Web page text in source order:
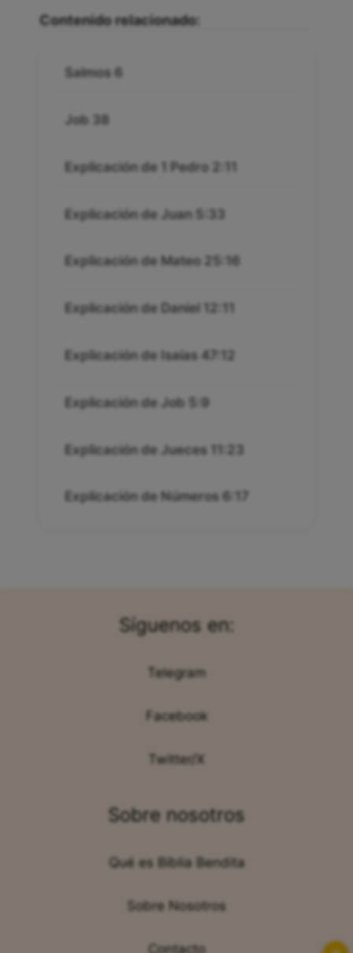
Contenido relacionado:
Salmos 6
Job 38
Explicación de 1 Pedro 2:11
Explicación de Juan 5:33
Explicación de Mateo 25:16
Explicación de Daniel 12:11
Explicación de Isaías 47:12
Explicación de Job 5:9
Explicación de Jueces 11:23
Explicación de Números 6:17
Síguenos en:
Telegram
Facebook
Twitter/X
Sobre nosotros
Qué es Biblia Bendita
Sobre Nosotros
Contacto